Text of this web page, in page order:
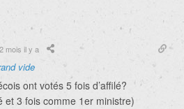
2 mois il y a
vide
ont votés 5 fois d’affilé?
et 3 fois comme 1er ministre)